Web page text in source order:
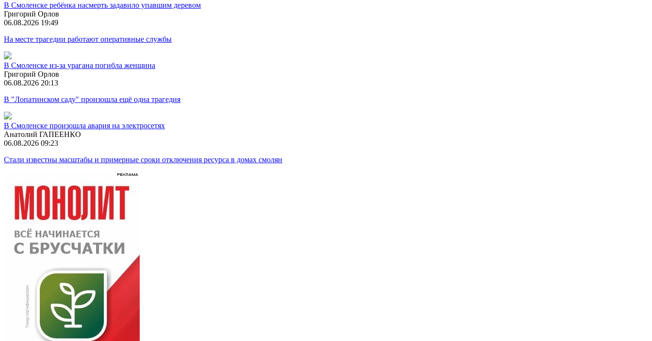
В Смоленске ребёнка насмерть задавило упавшим деревом
Григорий Орлов
06.08.2026 19:49
На месте трагедии работают оперативные службы
В Смоленске из-за урагана погибла женщина
Григорий Орлов
06.08.2026 20:13
В "Лопатинском саду" произошла ещё одна трагедия
В Смоленске произошла авария на электросетях
Анатолий ГАПЕЕНКО
06.08.2026 09:23
Стали известны масштабы и примерные сроки отключения ресурса в домах смолян